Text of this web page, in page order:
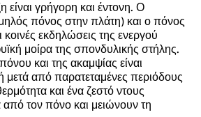
είναι γρήγορη και έντονη. Ο
πόνος στην πλάτη) και ο πόνος
κοινές εκδηλώσεις της ενεργού
μοίρα της σπονδυλικής στήλης.
και της ακαμψίας είναι
μετά από παρατεταμένες περιόδους
και ένα ζεστό ντους
τον πόνο και μειώνουν τη